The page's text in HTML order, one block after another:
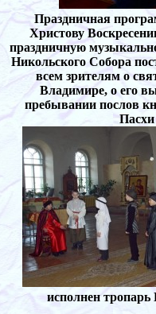
Праздничная
Христову
праздничную
Никольского Собора
всем зрителям о
Владимире, о его
пребывании послов
Пасхи
исполнен тропарь